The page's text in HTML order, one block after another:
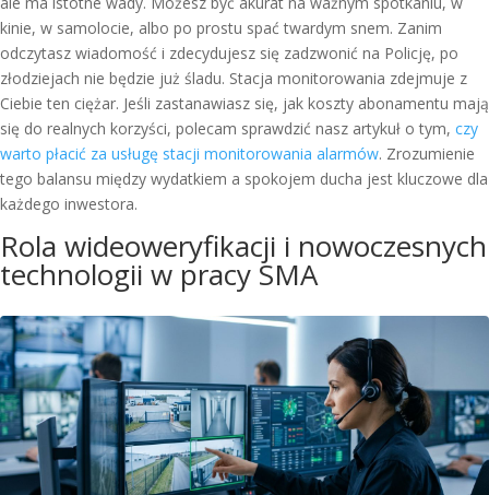
kinie, w samolocie, albo po prostu spać twardym snem. Zanim
odczytasz wiadomość i zdecydujesz się zadzwonić na Policję, po
złodziejach nie będzie już śladu. Stacja monitorowania zdejmuje z
Ciebie ten ciężar. Jeśli zastanawiasz się, jak koszty abonamentu mają
się do realnych korzyści, polecam sprawdzić nasz artykuł o tym, czy
warto płacić za usługę stacji monitorowania alarmów. Zrozumienie
tego balansu między wydatkiem a spokojem ducha jest kluczowe dla
każdego inwestora.
Rola wideoweryfikacji i nowoczesnych
technologii w pracy SMA